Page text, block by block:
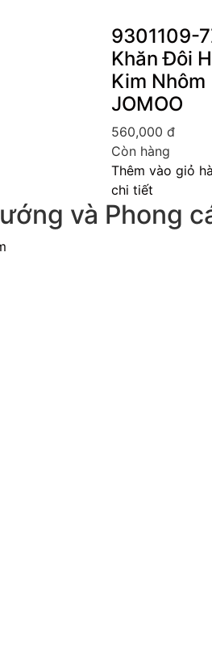
9301109-
Khăn Đôi
Kim Nhôm
JOMOO
560,000 đ
Còn hàng
Thêm vào giỏ
chi tiết
và Phong